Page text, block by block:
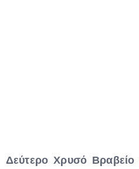
Δεύτερο Χρυσό Βραβείο